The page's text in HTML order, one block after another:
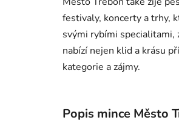
festivaly, koncerty a trhy,
svými rybími specialitami,
nabízí nejen klid a krásu
kategorie a zájmy.
Popis mince Město